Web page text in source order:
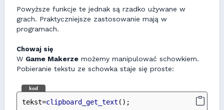
Powyższe funkcje te jednak są rzadko używane w
grach. Praktyczniejsze zastosowanie mają w
programach.
Chowaj się
W Game Makerze możemy manipulować schowkiem.
Pobieranie tekstu ze schowka staje się proste:
kod
tekst=clipboard_get_text ();